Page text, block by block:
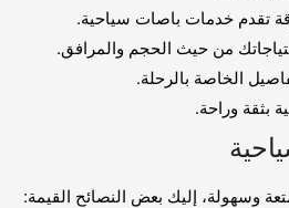
تقدم خدمات باصات سياحية.
من حيث الحجم والمرافق.
الخاصة بالرحلة.
بثقة وراحة.
وسهولة، إليك بعض النصائح القيمة: